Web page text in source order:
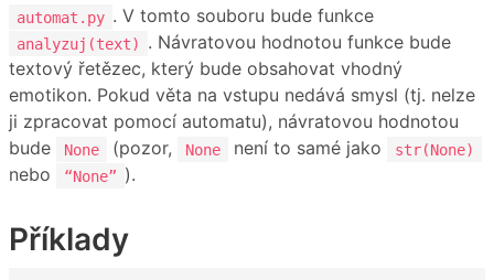
automat.py . V tomto souboru bude funkce
analyzuj(text)
. Návratovou hodnotou funkce bude
textový řetězec, který bude obsahovat vhodný
emotikon. Pokud věta na vstupu nedává smysl (tj. nelze
ji zpracovat pomocí automatu), návratovou hodnotou
bude
None (pozor, None není to samé jako str(None)
nebo “None” ).
Příklady